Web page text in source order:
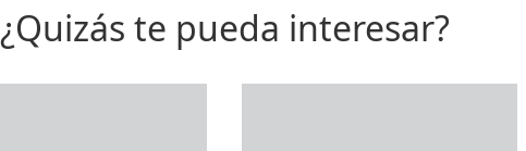
¿Quizás te pueda interesar?